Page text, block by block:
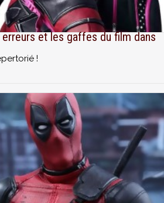
et les gaffes du film dans
!